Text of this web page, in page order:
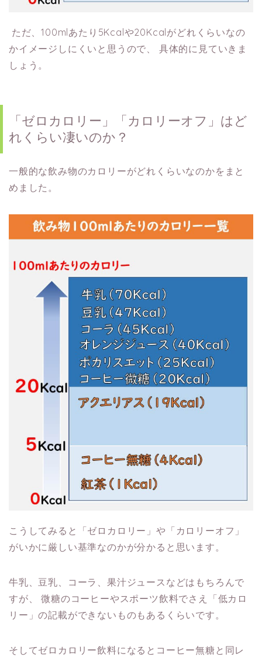
ただ、100mlあたり5Kcalや20Kcalがどれくらいなの
かイメージしにくいと思うので、
具体的に見ていきま
しょう。
「ゼロカロリー」「カロリーオフ」はど
れくらい凄いのか？
一般的な飲み物のカロリーがどれくらいなのかをまと
めました。
こうしてみると「ゼロカロリー」や「カロリーオフ」
がいかに厳しい基準なのかが分かると思います。
牛乳、豆乳、コーラ、果汁ジュースなどはもちろんで
すが、
微糖のコーヒーやスポーツ飲料でさえ「低カロ
リー」の記載ができないものもあるくらいです。
そしてゼロカロリー飲料になるとコーヒー無糖と同レ